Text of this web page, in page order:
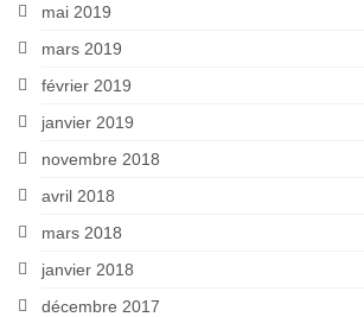
mai 2019
mars 2019
février 2019
janvier 2019
novembre 2018
avril 2018
mars 2018
janvier 2018
décembre 2017